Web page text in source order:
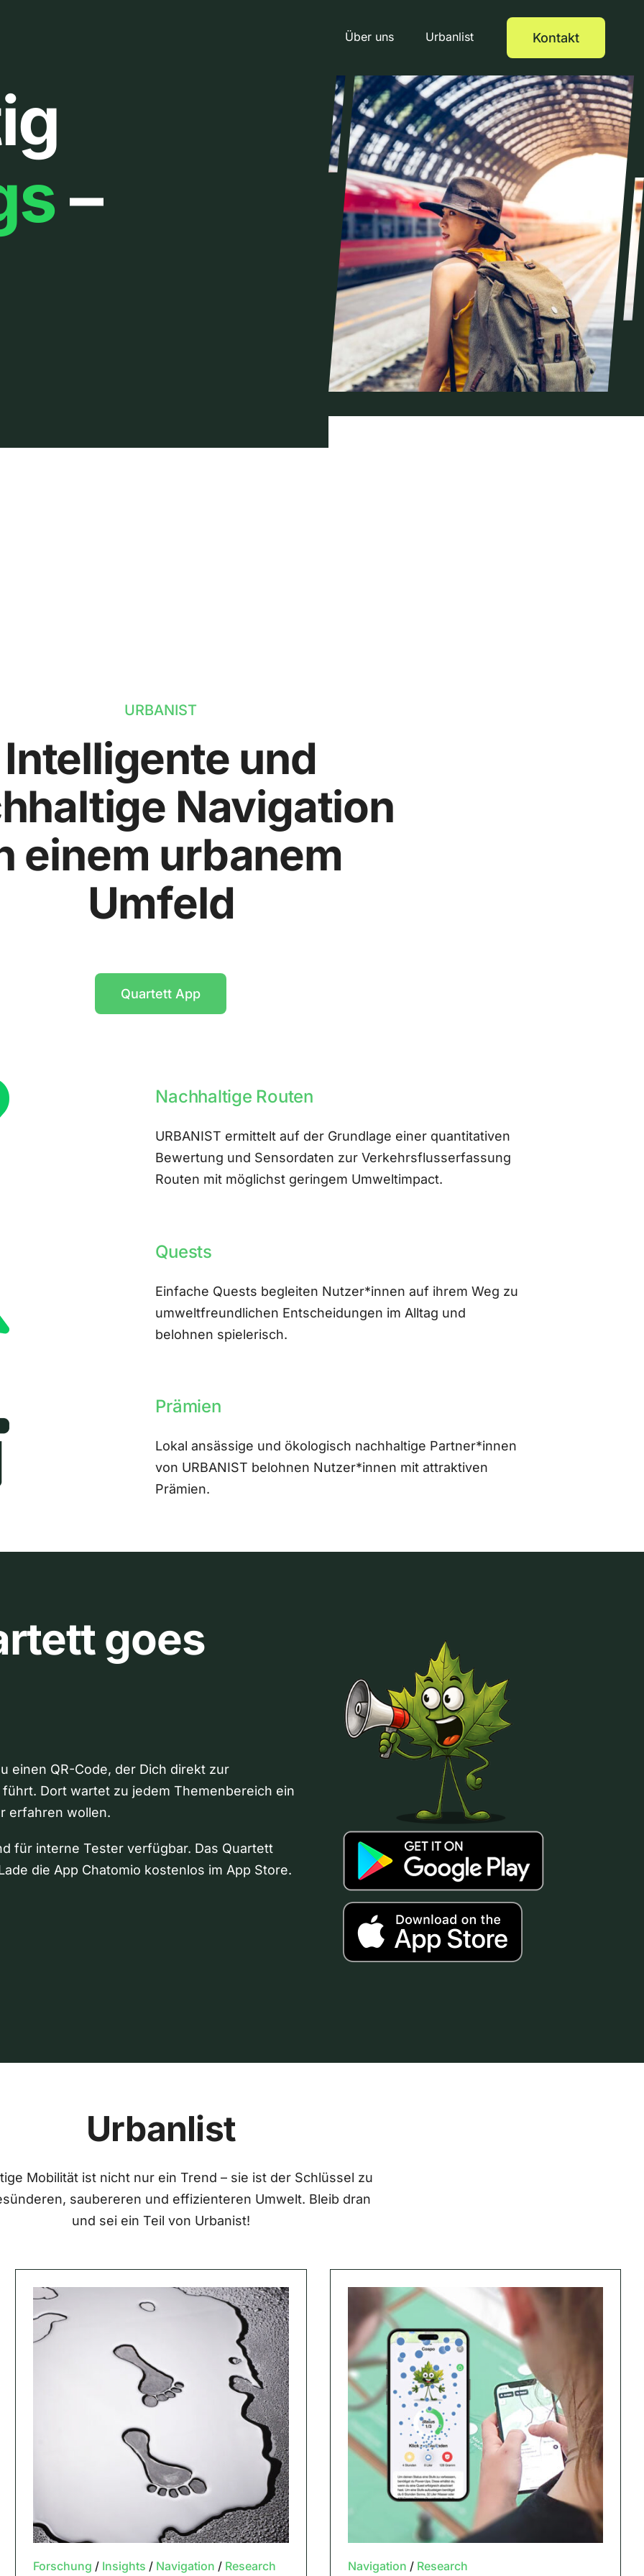
Über uns Urbanlist Kontakt
–
URBANIST
Intelligente und
Navigation
einem urbanem
Umfeld
Quartett App
Nachhaltige Routen
URBANIST ermittelt auf der Grundlage einer quantitativen
Bewertung und Sensordaten zur Verkehrsflusserfassung
Routen mit möglichst geringem Umweltimpact.
Quests
Einfache Quests begleiten Nutzer*innen auf ihrem Weg zu
umweltfreundlichen Entscheidungen im Alltag und
belohnen spielerisch.
Prämien
Lokal ansässige und ökologisch nachhaltige Partner*innen
von URBANIST belohnen Nutzer*innen mit attraktiven
Prämien.
goes
einen QR-Code, der Dich direkt zur
Dort wartet zu jedem Themenbereich ein
erfahren wollen.
für interne Tester verfügbar. Das Quartett
die App Chatomio kostenlos im App Store.
Urbanlist
Mobilität ist nicht nur ein Trend – sie ist der Schlüssel zu
saubereren und effizienteren Umwelt. Bleib dran
und sei ein Teil von Urbanist!
Forschung / Insights / Navigation / Research Navigation / Research